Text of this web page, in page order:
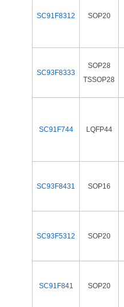
SC91F8312 SOP20
SC93F8333
SOP28
TSSOP28
SC91F744 LQFP44
SC93F8431 SOP16
SC93F5312 SOP20
SC91F841 SOP20